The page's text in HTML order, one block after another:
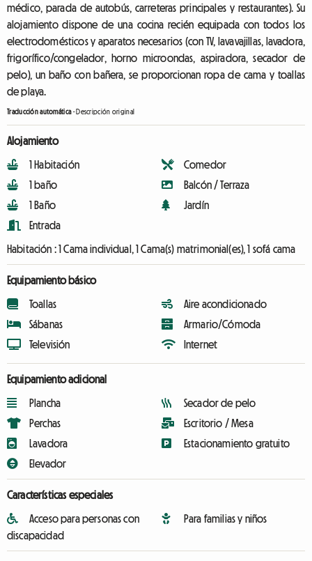
médico, parada de autobús, carreteras principales y restaurantes). Su
alojamiento dispone de una cocina recién equipada con todos los
electrodomésticos y aparatos necesarios (con TV, lavavajillas, lavadora,
frigorífico/congelador, horno microondas, aspiradora, secador de
pelo), un baño con bañera, se proporcionan ropa de cama y toallas
de playa.
Traducción automática-Descripción original
Alojamiento
1 Habitación
1 baño
1 Baño
Entrada
Comedor
Balcón / Terraza
Jardín
Habitación :1 Cama individual, 1 Cama(s) matrimonial(es), 1 sofá cama
Equipamiento básico
Toallas
Sábanas
Televisión
Aire acondicionado
Armario/Cómoda
Internet
Equipamiento adicional
Plancha
Perchas
Lavadora
Elevador
Secador de pelo
Escritorio / Mesa
Estacionamiento gratuito
Características especiales
Acceso para personas con
discapacidad
Para familias y niños